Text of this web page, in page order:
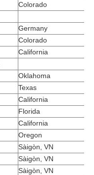
Colorado
Germany
Colorado
California
Oklahoma
Texas
California
Florida
California
Oregon
Sàigòn, VN
Sàigòn, VN
Sàigòn, VN